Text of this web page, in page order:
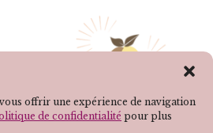
offrir une expérience de navigation
de confidentialité pour plus